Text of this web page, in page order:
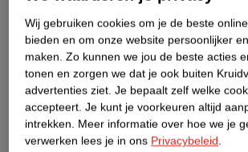
Bestel & Bezorginformatie
Bekijk ook
MeerEssie Alle Nagellak
Wij gebruiken cookies om je de beste
bieden en om onze website persoonlijker
maken. Zo kunnen we jou de beste acties
tonen en zorgen we dat je ook buiten
advertenties ziet. Je bepaalt zelf welke
accepteert. Je kunt je voorkeuren altijd
intrekken. Meer informatie over hoe we je
verwerken lees je in ons Privacybeleid.